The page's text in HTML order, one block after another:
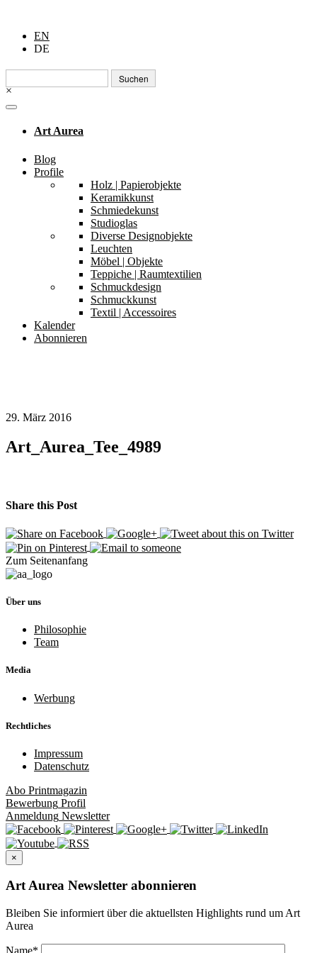
EN
DE
Suchen
nach:
×
Art Aurea
Blog
Profile
Holz | Papierobjekte
Keramikkunst
Schmiedekunst
Studioglas
Diverse Designobjekte
Leuchten
Möbel | Objekte
Teppiche | Raumtextilien
Schmuckdesign
Schmuckkunst
Textil | Accessoires
Kalender
Abonnieren
29. März 2016
Art_Aurea_Tee_4989
Share this Post
Zum Seitenanfang
Über uns
Philosophie
Team
Media
Werbung
Rechtliches
Impressum
Datenschutz
Abo Printmagazin
Bewerbung Profil
Anmeldung Newsletter
×
Art Aurea Newsletter abonnieren
Bleiben Sie informiert über die aktuellsten Highlights rund um Art
Aurea
Name*